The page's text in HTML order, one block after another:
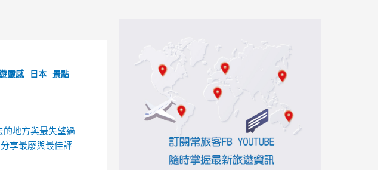
靈感 日本
景點
地方與最失望過
享最廢與最佳評